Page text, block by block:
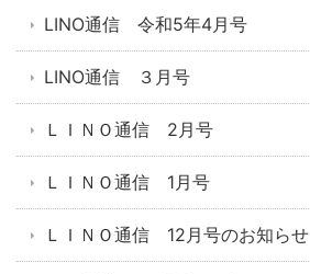
LINO通信 令和5年4月号
LINO通信 ３月号
ＬＩＮＯ通信 2月号
ＬＩＮＯ通信 1月号
ＬＩＮＯ通信 12月号のお知らせ